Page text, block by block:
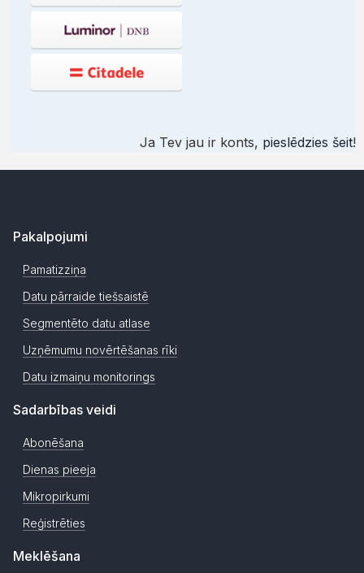
Ja Tev jau ir konts, pieslēdzies šeit!
Pakalpojumi
Pamatizziņa
Datu pārraide tiešsaistē
Segmentēto datu atlase
Uzņēmumu novērtēšanas rīki
Datu izmaiņu monitorings
Sadarbības veidi
Abonēšana
Dienas pieeja
Mikropirkumi
Reģistrēties
Meklēšana